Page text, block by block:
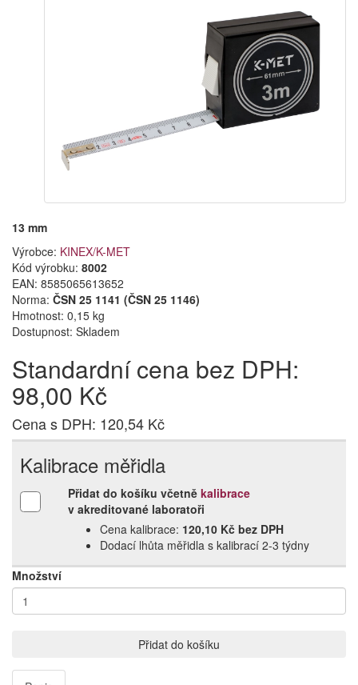
13 mm
Výrobce: KINEX/K-MET
Kód výrobku: 8002
EAN: 8585065613652
Norma: ČSN 25 1141 (ČSN 25 1146)
Hmotnost: 0,15 kg
Dostupnost: Skladem
Standardní cena bez DPH:
98,00 Kč
Cena s DPH: 120,54 Kč
Kalibrace měřidla
Přidat do košíku včetně kalibrace
v akreditované laboratoři
Cena kalibrace: 120,10 Kč bez DPH
Dodací lhůta měřidla s kalibrací 2‑3 týdny
Množství
Přidat do košíku